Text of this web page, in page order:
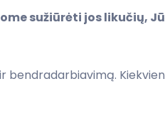
sužiūrėti jos
bendradarbiavimą.